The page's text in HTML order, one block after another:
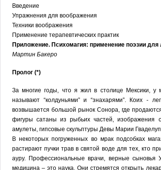
Введение
Упражнения для воображения
Техники воображения
Применение терапевтических практик
Приложение. Психомагия: применение поэзии
Мартин Бакеро
Пролог (*)
За многие годы, что я жил в столице Мексики, у
называют “колдуньями” и “знахарями”. Коих -
возвышается большой рынок Сонора, где
фигуры сатаны из рыбьих частей, изображения
амулеты, гипсовые скульптуры Девы Марии
В некоторых погруженных во мрак подсобках
растирают пучки трав в святой воде для тех, кто
ауру. Профессиональные врачи, верные сыновья
медицина – это наука. Они стремятся открыть